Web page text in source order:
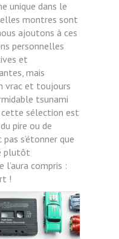
unique dans le
montres sont
ajoutons à ces
personnelles
et
mais
vrac et toujours
tsunami
cette sélection est
pire ou de
s’étonner que
plutôt
compris :
!